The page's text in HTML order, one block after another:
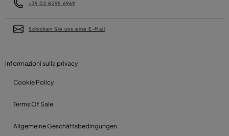
+39 02 8295 6969
Schicken Sie uns eine E-Mail
Informazioni sulla privacy
Cookie Policy
Terms Of Sale
Allgemeine Geschäftsbedingungen